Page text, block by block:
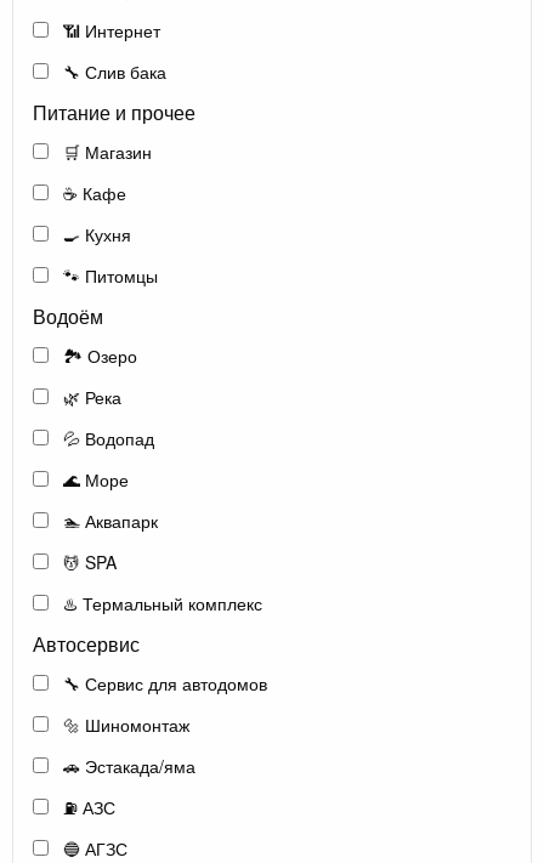
📶 Интернет
🔧 Слив бака
Питание и прочее
🛒 Магазин
☕ Кафе
🍳 Кухня
🐾 Питомцы
Водоём
🏞️ Озеро
🌿 Река
💦 Водопад
🌊 Море
🏊 Аквапарк
💆 SPA
♨️ Термальный комплекс
Автосервис
🔧 Сервис для автодомов
🔩 Шиномонтаж
🚗 Эстакада/яма
⛽ АЗС
🔵 АГЗС